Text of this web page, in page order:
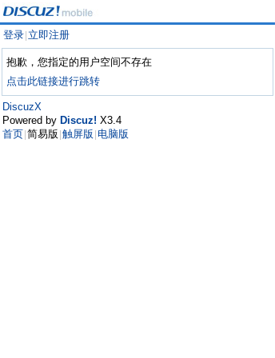
登录 立即注册
抱歉，您指定的用户空间不存在
点击此链接进行跳转
DiscuzX
Powered by Discuz! X3.4
首页 简易版 触屏版 电脑版